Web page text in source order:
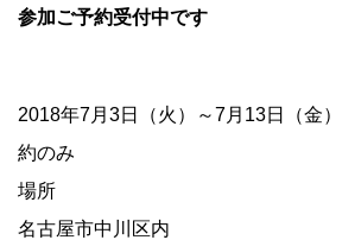
参加ご予約受付中です
2018年7月3日（火）～7月13日（金
約のみ
場所
名古屋市中川区内